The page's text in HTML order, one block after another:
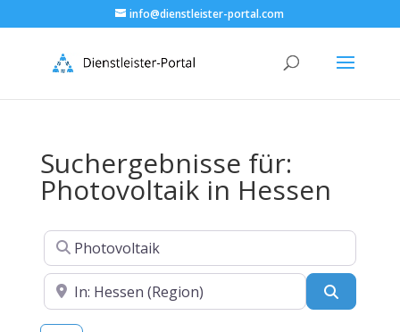
info@dienstleister-portal.com
Suchergebnisse für:
Photovoltaik in Hessen
Suchen nach
In der Nähe